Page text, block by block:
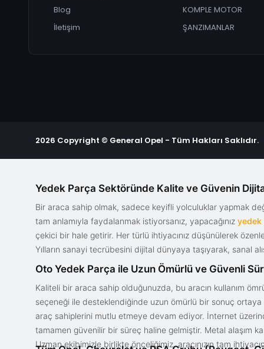
Blog
İletişim
KOMPLE MOTOR
ŞANZIMANLAR
2026 Copyright © General Opel - Tüm Hakları Saklıdır.
Yedek Parça Sektöründe Kalite ve Güvenin
Bir araca sahip olmak, sadece keyifli yolculuklar yapmak
tam anlamıyla faydalanmak istiyorsanız, yapacağınız yedek
çekici bir hale getirir. Her türlü ihtiyacınız düşünülerek
Yılların sanayi tecrübesini dijital dünyaya taşıyarak, sanal
Oto Yedek Parça ile Uzun Ömürlü ve Güvenli
Kaliteli bir araca sahip olduğunuzda, bu aracın kullanım
seçeneği ile desteklendiğinde uzun ömürlü bir sonuç
araç sahiplerini mutlu etmeye devam ediyor. İnternet
tamamen güvenilir bir süreç haline gelmiştir. Metal alaşım
Uzman ekibimizle birlikte önceliğimiz, aracınızın tam